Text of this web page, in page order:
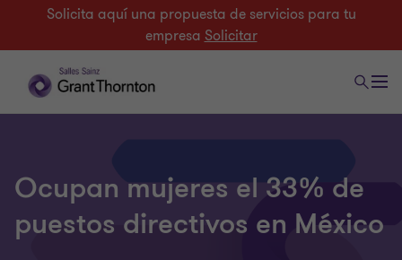
Solicita aquí una propuesta de servicios para tu
empresa Solicitar
Ocupan mujeres el 33% de
puestos directivos en México